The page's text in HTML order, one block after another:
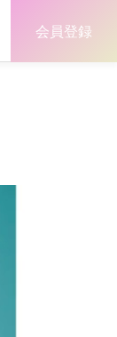
会員登録